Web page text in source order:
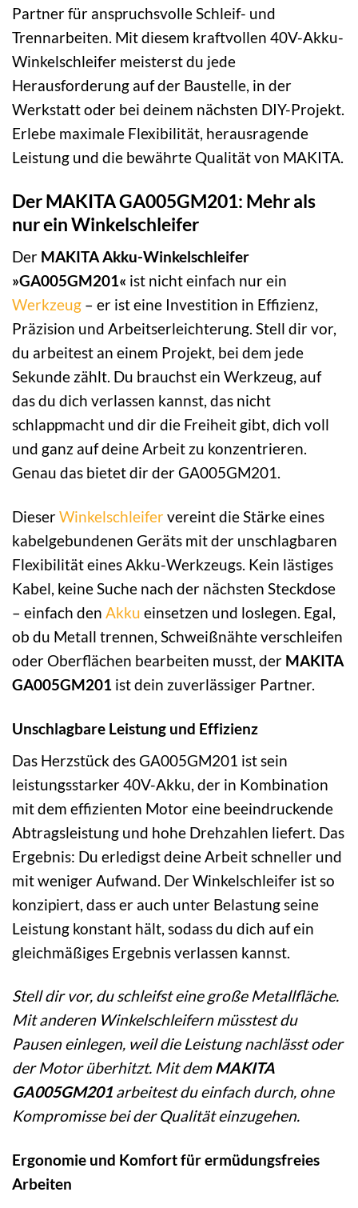
Partner für anspruchsvolle Schleif- und
Trennarbeiten. Mit diesem kraftvollen 40V-Akku-
Winkelschleifer meisterst du jede
Herausforderung auf der Baustelle, in der
Werkstatt oder bei deinem nächsten DIY-Projekt.
Erlebe maximale Flexibilität, herausragende
Leistung und die bewährte Qualität von MAKITA.
Der MAKITA GA005GM201: Mehr als
nur ein Winkelschleifer
Der MAKITA Akku-Winkelschleifer
»GA005GM201« ist nicht einfach nur ein
Werkzeug – er ist eine Investition in Effizienz,
Präzision und Arbeitserleichterung. Stell dir vor,
du arbeitest an einem Projekt, bei dem jede
Sekunde zählt. Du brauchst ein Werkzeug, auf
das du dich verlassen kannst, das nicht
schlappmacht und dir die Freiheit gibt, dich voll
und ganz auf deine Arbeit zu konzentrieren.
Genau das bietet dir der GA005GM201.
DieserWinkelschleifervereint die Stärke eines
kabelgebundenen Geräts mit der unschlagbaren
Flexibilität eines Akku-Werkzeugs. Kein lästiges
Kabel, keine Suche nach der nächsten Steckdose
– einfach den Akku einsetzen und loslegen. Egal,
ob du Metall trennen, Schweißnähte verschleifen
oder Oberflächen bearbeiten musst, der MAKITA
GA005GM201 ist dein zuverlässiger Partner.
Unschlagbare Leistung und Effizienz
Das Herzstück des GA005GM201 ist sein
leistungsstarker 40V-Akku, der in Kombination
mit dem effizienten Motor eine beeindruckende
Abtragsleistung und hohe Drehzahlen liefert. Das
Ergebnis: Du erledigst deine Arbeit schneller und
mit weniger Aufwand. Der Winkelschleifer ist so
konzipiert, dass er auch unter Belastung seine
Leistung konstant hält, sodass du dich auf ein
gleichmäßiges Ergebnis verlassen kannst.
Stell dir vor, du schleifst eine große Metallfläche.
Mit anderen Winkelschleifern müsstest du
Pausen einlegen, weil die Leistung nachlässt oder
der Motor überhitzt. Mit demMAKITA
GA005GM201arbeitest du einfach durch, ohne
Kompromisse bei der Qualität einzugehen.
Ergonomie und Komfort für ermüdungsfreies
Arbeiten